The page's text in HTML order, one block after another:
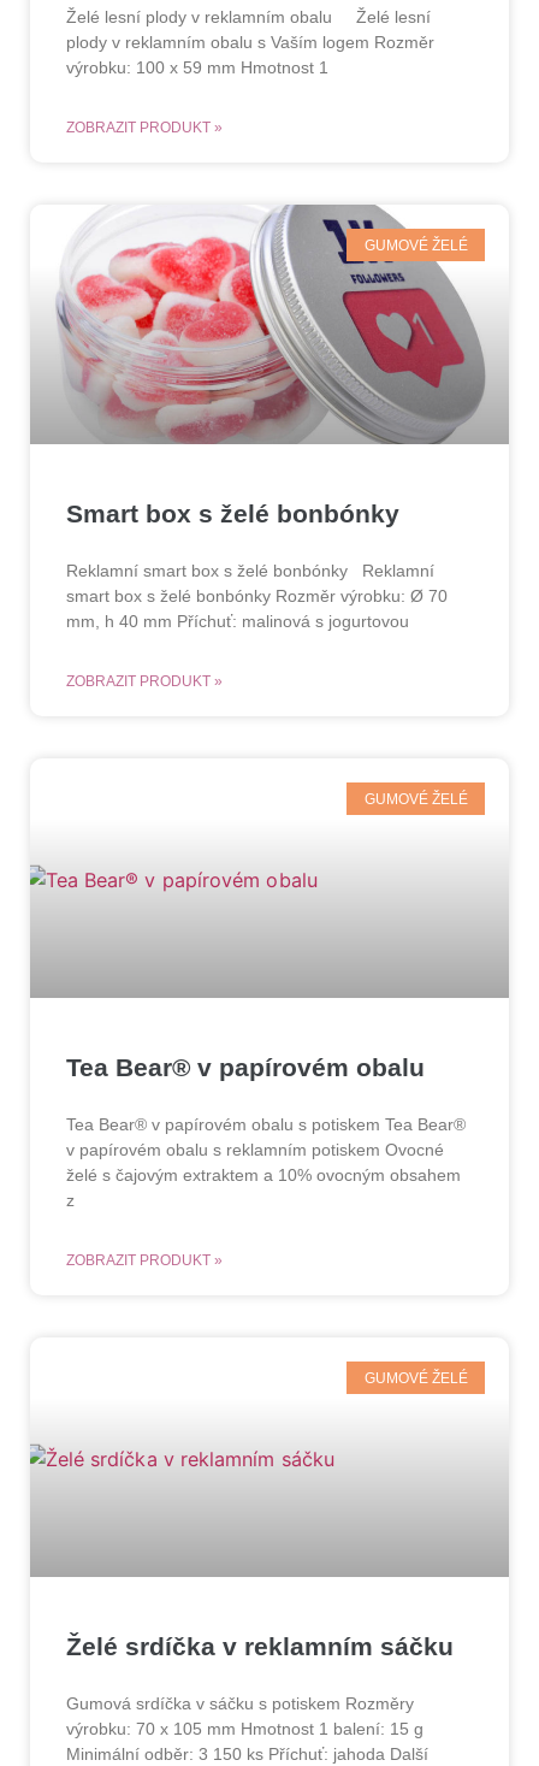
Želé lesní plody v reklamním obalu Želé lesní
plody v reklamním obalu s Vaším logem Rozměr
výrobku: 100 x 59 mm Hmotnost 1
ZOBRAZIT PRODUKT »
GUMOVÉ ŽELÉ
Smart box s želé bonbónky
Reklamní smart box s želé bonbónky Reklamní
smart box s želé bonbónky Rozměr výrobku: Ø 70
mm, h 40 mm Příchuť: malinová s jogurtovou
ZOBRAZIT PRODUKT »
GUMOVÉ ŽELÉ
Tea Bear® v papírovém obalu
Tea Bear® v papírovém obalu s potiskem Tea Bear®
v papírovém obalu s reklamním potiskem Ovocné
želé s čajovým extraktem a 10% ovocným obsahem
z
ZOBRAZIT PRODUKT »
GUMOVÉ ŽELÉ
Želé srdíčka v reklamním sáčku
Gumová srdíčka v sáčku s potiskem Rozměry
výrobku: 70 x 105 mm Hmotnost 1 balení: 15 g
Minimální odběr: 3 150 ks Příchuť: jahoda Další